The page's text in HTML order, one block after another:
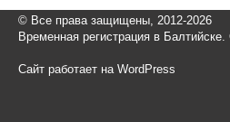
© Все права защищены, 2012-2026
Временная регистрация в
Сайт работает на WordPress